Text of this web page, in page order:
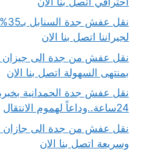
لجيراننا اتصل بنا الان
بمنتهى السهولة اتصل بنا الان
24ساعة..وداعاً لهموم الانتقال
وسريعة اتصل بنا الان